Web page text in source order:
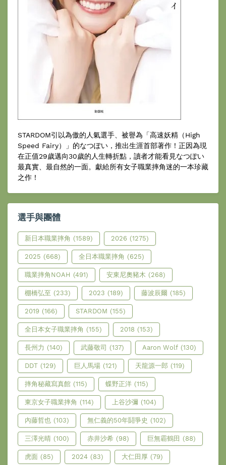
STARDOM引以為傲的人氣選手、被譽為「高速妖精（High
Speed Fairy）」的なつぽい，推出生涯首部著作！正因為現
在正值29歲邁向30歲的人生轉折點，讀者才能看見なつぽい
最真實、最自然的一面。獻給所有女子職業摔角迷的一本珍藏
之作！
選手與團體
新日本職業摔角 (1589) 2026 (1275)
2025 (668) 全日本職業摔角 (625)
職業摔角NOAH (491) 安東尼奧豬木 (268)
棚橋弘至 (233) 2023 (189) 藤波辰爾 (185)
2019 (166) STARDOM (155)
全日本女子職業摔角 (155) 2018 (153)
長州力 (140) 武藤敬司 (137) Aaron Wolf (130)
DDT (129) 巨人馬場 (121) 天龍源一郎 (119)
摔角秘藏寫真館 (115) 蝶野正洋 (115)
東京女子職業摔角 (114) 上谷沙彌 (104)
內藤哲也 (103) 無仁義的50年鬪爭史 (102)
三澤光晴 (100) 赤井沙希 (98) 巨無霸鶴田 (88)
虎面 (85) 2024 (83) 大仁田厚 (79)